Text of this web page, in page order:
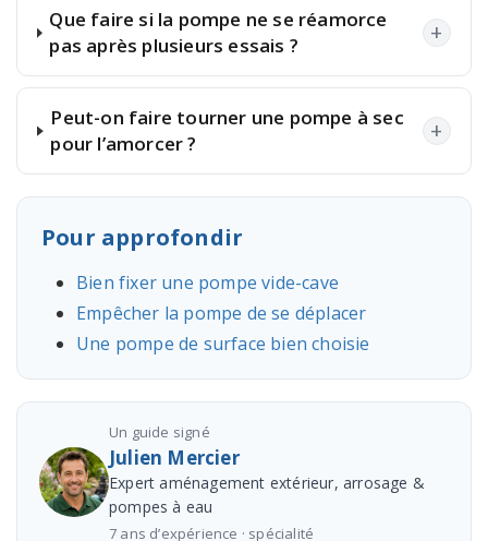
Que faire si la pompe ne se réamorce
pas après plusieurs essais ?
+
Peut-on faire tourner une pompe à sec
pour l’amorcer ?
+
Pour approfondir
Bien fixer une pompe vide-cave
Empêcher la pompe de se déplacer
Une pompe de surface bien choisie
Un guide signé
Julien Mercier
Expert aménagement extérieur, arrosage &
pompes à eau
7 ans d’expérience · spécialité